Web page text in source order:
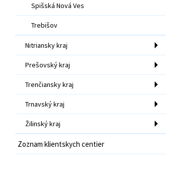
Spišská Nová Ves
Trebišov
Nitriansky kraj
Prešovský kraj
Trenčiansky kraj
Trnavský kraj
Žilinský kraj
Zoznam klientskych centier